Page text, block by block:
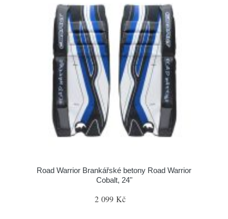
Road Warrior Brankářské betony Road Warrior
Cobalt, 24"
2 099 Kč